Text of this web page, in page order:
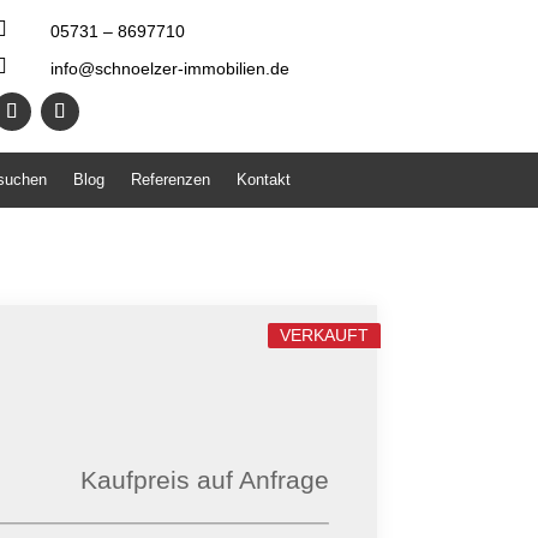
05731 – 8697710
info@schnoelzer-immobilien.de
Blog Referenzen Kontakt
VERKAUFT
Kaufpreis auf Anfrage